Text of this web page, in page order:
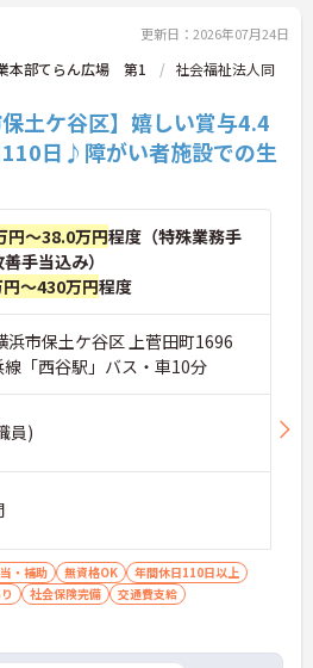
更新日：2026年07月24日
本部てらん広場 第1
社会福祉法人同
保土ケ谷区】嬉しい賞与4.4
日♪障がい者施設での生
円～38.0万円程度（特殊業務手
手当込み）
～430万円程度
浜市保土ケ谷区 上菅田町1696
「西谷駅」バス・車10分
員)
・補助 無資格OK
年間休日110日以上
社会保険完備
交通費支給